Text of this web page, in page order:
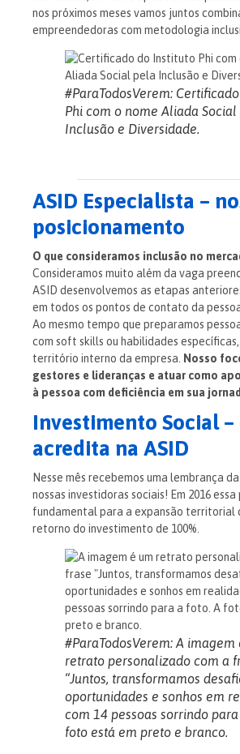
nos próximos meses vamos juntos
empreendedoras com metodologia
#ParaTodosVerem:
Phi com o nome Aliada Social
Inclusão e Diversidade.
ASID Especialista –
posicionamento
O que consideramos inclusão no
Consideramos muito além da vaga
ASID desenvolvemos as etapas
em todos os pontos de contato da
Ao mesmo tempo que preparamos
com soft skills ou habilidades
território interno da empresa. Nosso
gestores e lideranças e atuar como
à pessoa com deficiência em sua
Investimento Social –
acredita na ASID
Nesse mês recebemos uma lembrança da
nossas investidoras sociais! Em 2016
fundamental para a expansão territorial
retorno do investimento de 100%.
#ParaTodosVerem: A imagem
retrato personalizado com a
“Juntos, transformamos
oportunidades e sonhos em
com 14 pessoas sorrindo
foto está em preto e branco.